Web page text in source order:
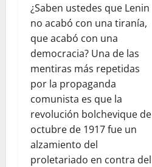
¿Saben ustedes que Lenin
no acabó con una tiranía,
que acabó con una
democracia? Una de las
mentiras más repetidas
por la propaganda
comunista es que la
revolución bolchevique de
octubre de 1917 fue un
alzamiento del
proletariado en contra del